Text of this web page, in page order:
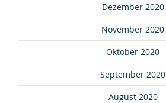
Dezember 2020
November 2020
Oktober 2020
September 2020
August 2020